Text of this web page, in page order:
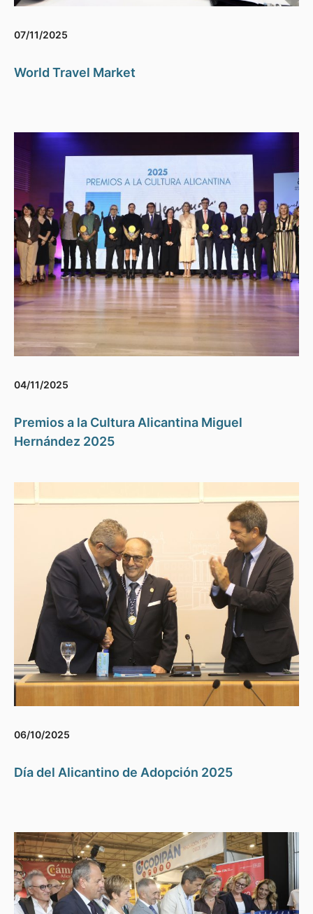
07/11/2025
World Travel Market
04/11/2025
Premios a la Cultura Alicantina Miguel
Hernández 2025
06/10/2025
Día del Alicantino de Adopción 2025